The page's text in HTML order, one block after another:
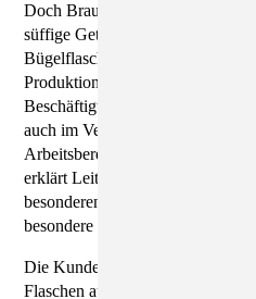
Doch Braumeister Mirko Endt
süffige Getränk regelmäßig aus
Bügelflaschen fließt. An seiner
Produktion, dazu zwei im Verkauf
Beschäftigte mit Behinderung -
auch im Verkauf. "Das Ganze
Arbeitsbereiches Brauerei der
erklärt Leiter Hubertus Delenk.
besonderen Menschen macht
besondere Herausforderung", sagt
Die Kunden lieben das
Flaschen aus dunkelgrünem Glas